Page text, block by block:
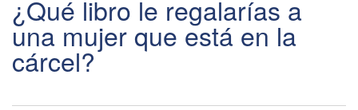
¿Qué libro le regalarías a
una mujer que está en la
cárcel?